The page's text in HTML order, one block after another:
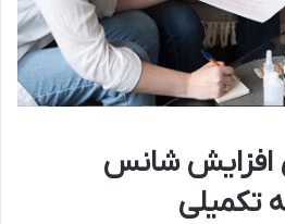
افزایش شانس
تکمیلی